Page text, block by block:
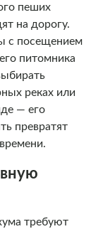
пеших
на дорогу.
с посещением
питомника
реках или
— его
превратят
требуют